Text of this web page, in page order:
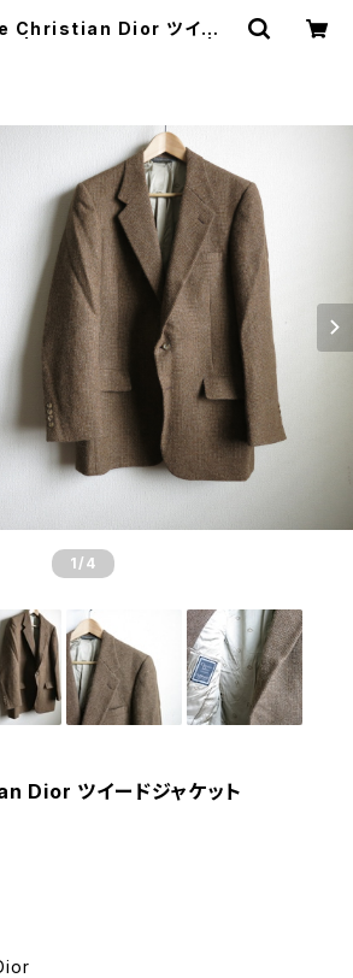
Christian Dior ツイード
1 /4
ツイードジャケット